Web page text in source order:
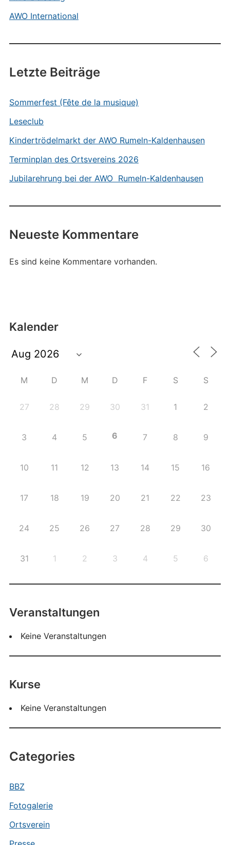
AWO International
Letzte Beiträge
Sommerfest (Fête de la musique)
Leseclub
Kindertrödelmarkt der AWO Rumeln-Kaldenhausen
Terminplan des Ortsvereins 2026
Jubilarehrung bei der AWO Rumeln-Kaldenhausen
Neueste Kommentare
Es sind keine Kommentare vorhanden.
Kalender
M D M D F S S
27 28 29 30 31 1 2
3 4 5 6 7 8 9
10 11 12 13 14 15 16
17 18 19 20 21 22 23
24 25 26 27 28 29 30
31 1 2 3 4 5 6
Veranstaltungen
Keine Veranstaltungen
Kurse
Keine Veranstaltungen
Categories
BBZ
Fotogalerie
Ortsverein